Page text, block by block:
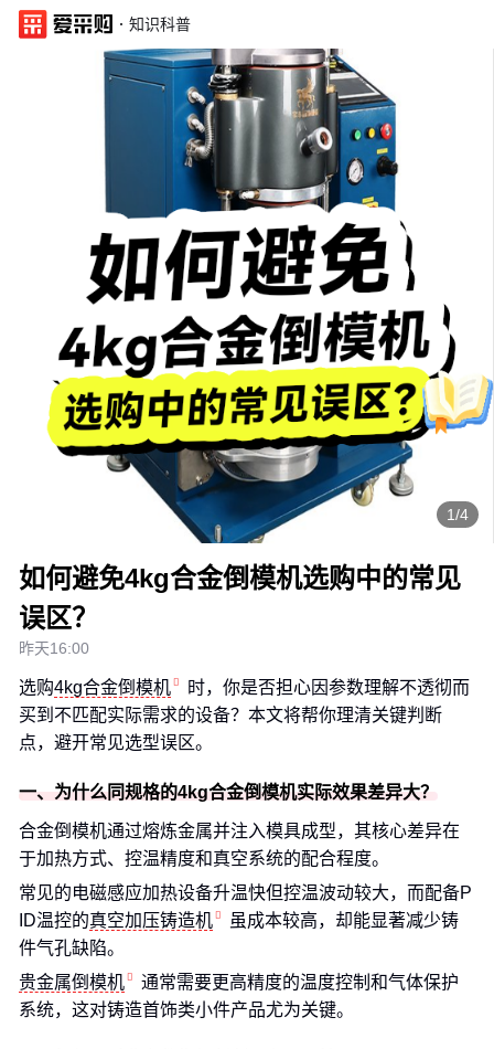
· 知识科普
1/4
如何避免4kg合金倒模机选购中的常见
误区？
昨天16:00
选购4kg合金倒模机
时，你是否担心因参数理解不透彻而
买到不匹配实际需求的设备？本文将帮你理清关键判断
点，避开常见选型误区。
一、为什么同规格的4kg合金倒模机实际效果差异大？
合金倒模机通过熔炼金属并注入模具成型，其核心差异在
于加热方式、控温精度和真空系统的配合程度。
常见的电磁感应加热设备升温快但控温波动较大，而配备P
ID温控的真空加压铸造机
虽成本较高，却能显著减少铸
件气孔缺陷。
贵金属倒模机
通常需要更高精度的温度控制和气体保护
系统，这对铸造首饰类小件产品尤为关键。